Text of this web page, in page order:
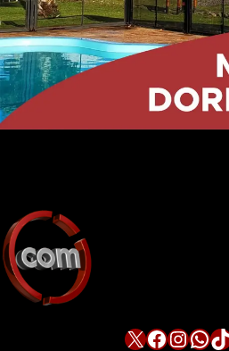
X Facebook InstagramWhatsApp TikTok